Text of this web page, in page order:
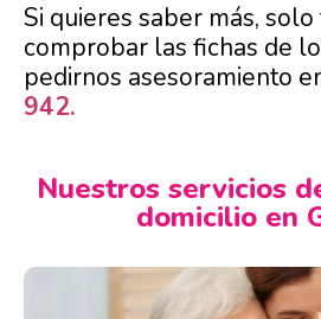
Si quieres saber más,
comprobar las fichas de
pedirnos asesoramiento
942.
Nuestros servicios
domicilio en